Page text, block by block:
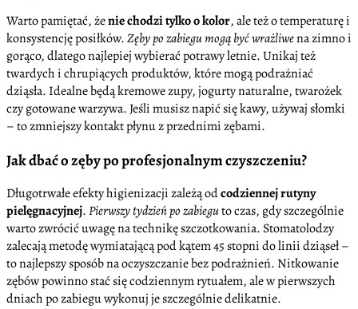
Warto pamiętać, żenie chodzi tylko o kolor, ale też o temperaturę i
konsystencję posiłków.Zęby po zabiegu mogą być wrażliwena zimno i
gorąco, dlatego najlepiej wybierać potrawy letnie. Unikaj też
twardych i chrupiących produktów, które mogą podrażniać
dziąsła. Idealne będą kremowe zupy, jogurty naturalne, twarożek
czy gotowane warzywa. Jeśli musisz napić się kawy, używaj słomki
– to zmniejszy kontakt płynu z przednimi zębami.
Jak dbać o zęby po profesjonalnym czyszczeniu?
Długotrwałe efekty higienizacji zależą odcodziennej rutyny
pielęgnacyjnej.Pierwszy tydzień po zabieguto czas, gdy szczególnie
warto zwrócić uwagę na technikę szczotkowania. Stomatolodzy
zalecają metodę wymiatającą pod kątem 45 stopni do linii dziąseł –
to najlepszy sposób na oczyszczanie bez podrażnień. Nitkowanie
zębów powinno stać się codziennym rytuałem, ale w pierwszych
dniach po zabiegu wykonuj je szczególnie delikatnie.